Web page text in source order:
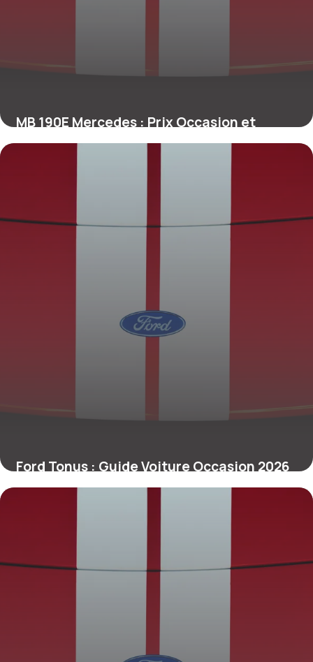
MB 190E Mercedes : Prix Occasion et
Fiabilité
Ford Tonus : Guide Voiture Occasion 2026
26 juin 2026